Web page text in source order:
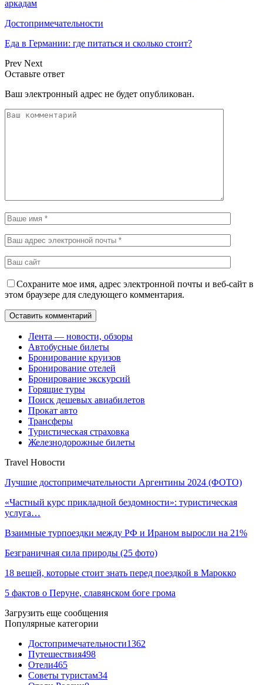
аркадам
Достопримечательности
Еда в Германии: где питаться и сколько стоит?
Prev Next
Оставьте ответ
Ваш электронный адрес не будет опубликован.
Сохраните мое имя, адрес электронной почты и веб-сайт в
этом браузере для следующего комментария.
Лента — новости, обзоры
Автобусные билеты
Бронирование круизов
Бронирование отелей
Бронирование экскурсий
Горящие туры
Поиск дешевых авиабилетов
Прокат авто
Трансферы
Туристическая страховка
Железнодорожные билеты
Travel Новости
Лучшие достопримечательности Аргентины 2024 (ФОТО)
«Частный курс прикладной бездомности»: туристическая
услуга…
Взаимные турпоездки между РФ и Ираном выросли на 21%
Безграничная сила природы (25 фото)
18 вещей, которые стоит знать перед поездкой в Марокко
5 фактов о Перуне, славянском боге грома
Загрузить еще сообщения
Популярные категории
Достопримечательности1362
Путешествия498
Отели465
Советы туристам34